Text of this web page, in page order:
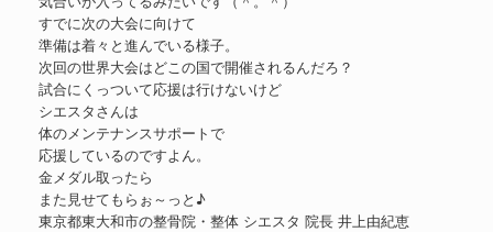
すでに次の大会に向けて
準備は着々と進んでいる様子。
次回の世界大会はどこの国で開催されるんだろ？
試合にくっついて応援は行けないけど
シエスタさんは
体のメンテナンスサポートで
応援しているのですよん。
金メダル取ったら
また見せてもらぉ～っと♪
東京都東大和市の整骨院・整体 シエスタ 院長 井上由紀恵